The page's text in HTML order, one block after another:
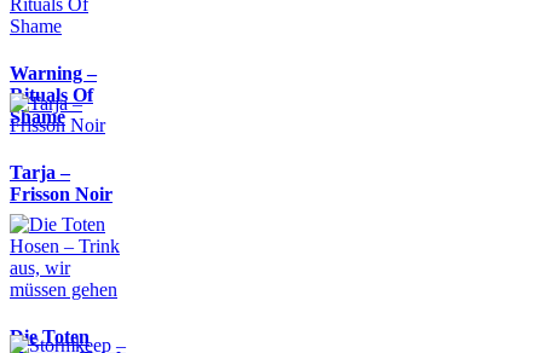
Warning –
Rituals Of
Shame
Tarja –
Frisson Noir
Die Toten